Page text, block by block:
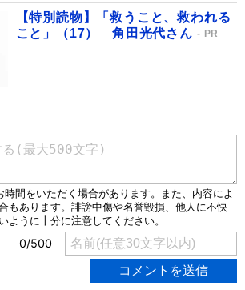
【特別読物】「救うこと、救われる
こと」（17） 角田光代さん
PR